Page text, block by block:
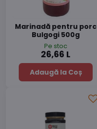
Marinadă pentru porc
Bulgogi 500g
Pe stoc
26,66 L
Adaugă la Coș